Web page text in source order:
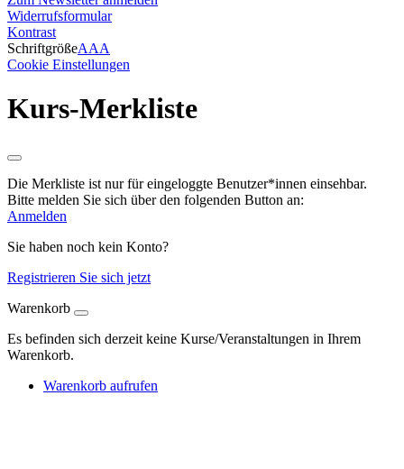
Widerrufsformular
Kontrast
SchriftgrößeAAA
Cookie Einstellungen
Kurs-Merkliste
Die Merkliste ist nur für eingeloggte Benutzer*innen einsehbar.
Bitte melden Sie sich über den folgenden Button an:
Anmelden
Sie haben noch kein Konto?
Registrieren Sie sich jetzt
Warenkorb
Es befinden sich derzeit keine Kurse/Veranstaltungen in Ihrem
Warenkorb.
Warenkorb aufrufen